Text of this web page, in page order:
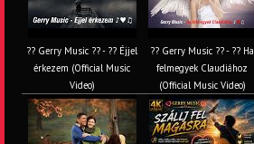
?? Gerry Music ?? - ?? Éjjel
érkezem (Official Music
Video)
?? Gerry Music ?? - ?? Ha
felmegyek Claudiához
(Official Music Video)